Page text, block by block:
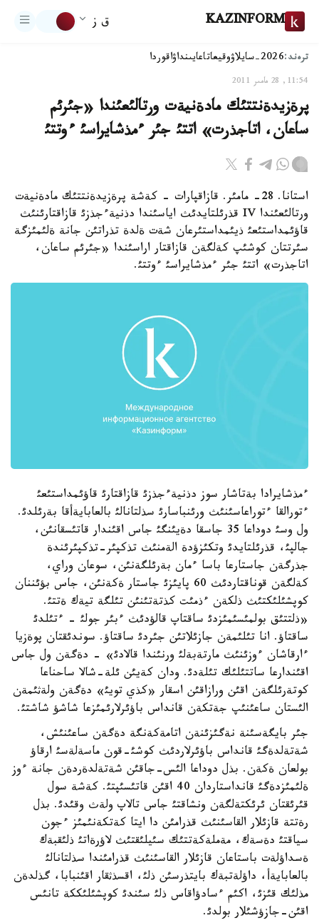
KAZINFORM ق ز
ترەند:2026-سايلاۋ وقيعاتاعايىنداۋاقوردا
11:54, 28 مامىر 2011
پرةزيدةنتتئك مادةنيةت ورتالئعئندا «جئرئم
ساعان، اتاجذرت» اتتئ جئر ءمذشايراسئ ءوتتئ
استانا. 28- مامئر. قازاقپارات - كةشة پرةزيدةنتتئك مادةنيةت
ورتالئعئندا IV قذرئلتايدئث اياسئندا دذنيةءجذزئ قازاقتارئنئث
قاؤئمداستئعئ ذيئمداستئرعان شةت ةلدة تذراتئن جانة ةلئمئزگة
سئرتتان كوشئپ كةلگةن قازاقتار اراسئندا «جئرئم ساعان،
اتاجذرت» اتتئ جئر ءمذشايراسئ ءوتتئ.
ءمذشايرادا بةتاشار سوز دذنيةءجذزئ قازاقتارئ قاؤئمداستئعئ
ءتورالقا ءتوراعاسئنئث ورئنباسارئ سذلتانالئ بالعابايةأقا بةرئلدئ.
ول وسئ دوداعا 35 جاسقا دةيئنگئ جاس اقئندار قاتئسقانئن،
جالپئ، قذرئلتايدئ وتكئزؤدة الةمنئث تذكپئر-تذكپئرئندة
جذرگةن جاستارعا باسا ءمان بةرئلگةنئن، سوعان وراي،
كةلگةن قوناقتاردئث 60 پايئزئ جاستار ةكةنئن، جاس بؤئننان
كوپشئلئكتئث ذلكةن ءذمئت كذتةتئنئن تئلگة تيةك ةتتئ.
«ذلتتئق بولمئسئمئزدئ ساقتاپ قالؤدئث ءبئر جولئ - ءتئلدئ
ساقتاؤ. انا تئلئمةن جازئلاتئن جئردئ ساقتاؤ. سوندئقتان پوةزيا
ءارقاشان ءوزئنئث مارتةبةلئ ورنئندا قالادئ» - دةگةن ول جاس
اقئندارعا ساتتئلئك تئلةدئ. ودان كةيئن ئلة-شالا ساحناعا
كوتةرئلگةن اقئن ورازاقئن اسقار «كذي تويئ» دةگةن ولةثئمةن
الئستان ساعئنئپ جةتكةن قانداس باؤئرلارئمئزعا شاشؤ شاشتئ.
جئر بايگةسئنة نةگئزئنةن اتامةكةنگة دةگةن ساعئنئش،
شةتةلدةگئ قانداس باؤئرلاردئث كوشئ-قون ماسةلةسئ ارقاؤ
بولعان ةكةن. بذل دوداعا الئس-جاقئن شةتةلدةردةن جانة ءوز
ةلئمئزدةگئ قانداستاردان 40 اقئن قاتئسئپتئ. كةشة سول
قئرئقتان ئرئكتةلگةن ونشاقتئ جاس تالاپ ولةث وقئدئ. بذل
رةتتة قازئلار القاسئنئث قذرامئن دا ايتا كةتكةنئمئز ءجون
سياقتئ دةسةك، مةملةكةتتئك سئيلئقتئث لاؤرةاتئ ذلئقبةك
ةسداؤلةت باستاعان قازئلار القاسئنئث قذرامئندا سذلتانالئ
بالعابايةأ، داؤلةتبةك بايتذرسئن ذلئ، اقسذثقار اقئنبابا، گذلدةن
مذلئك قئزئ، اكئم ءسادؤاقاس ذلئ سئندئ كوپشئلئككة تانئس
اقئن-جازؤشئلار بولدئ.